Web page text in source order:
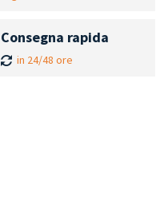
Consegna rapida
in 24/48 ore